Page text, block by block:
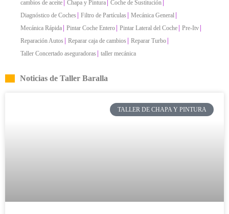
cambios de aceite Chapa y Pintura Coche de Sustitución
Diagnóstico de Coches Filtro de Partículas Mecánica General
Mecánica Rápida Pintar Coche Entero Pintar Lateral del Coche Pre-Itv
Reparación Autos Reparar caja de cambios Reparar Turbo
Taller Concertado aseguradoras taller mecánica
Noticias de Taller Baralla
TALLER DE CHAPA Y PINTURA